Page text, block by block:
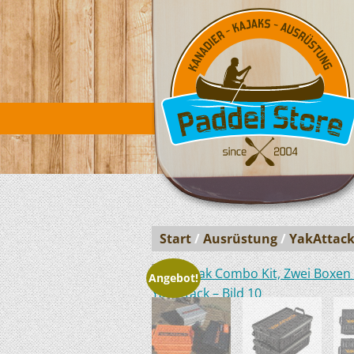
Start/ Ausrüstung/
Angebot!